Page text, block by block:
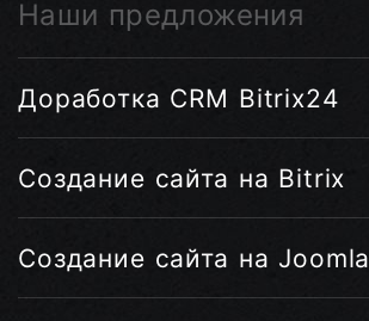
Наши предложения
Доработка CRM Bitrix24
Создание сайта на Bitrix
Создание сайта на Joomla